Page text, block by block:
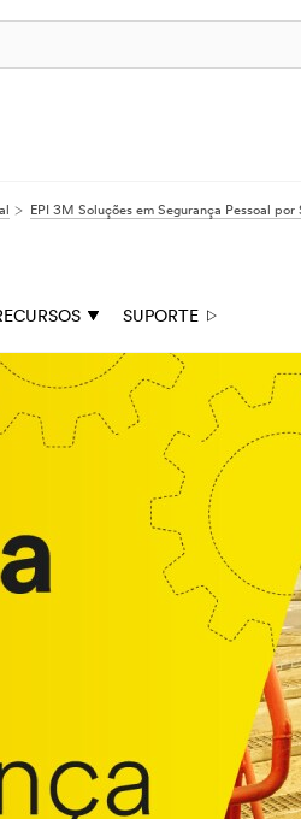
EPI 3M Soluções em Segurança Pessoal por
SUPORTE